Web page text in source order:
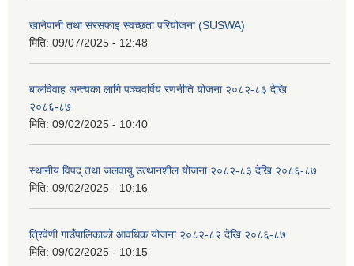
खानेपानी तथा सरसफाइ स्वच्छता परियोजना (SUSWA)
मिति: 09/07/2025 - 12:48
बालविवाह अन्त्यका लागि पञ्चवर्षिय रणनीति योजना २०८२-८३ देखि
२०८६-८७
मिति: 09/02/2025 - 10:40
स्थानीय विपद् तथा जलवायु उत्थानशील योजना २०८२-८३ देखि २०८६-८७
मिति: 09/02/2025 - 10:16
त्रिवेणी गाउँपालिकाको आवधिक योजना २०८२-८२ देखि २०८६-८७
मिति: 09/02/2025 - 10:15